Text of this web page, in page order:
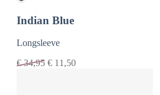
Indian Blue
Longsleeve
€34,95 € 11,50